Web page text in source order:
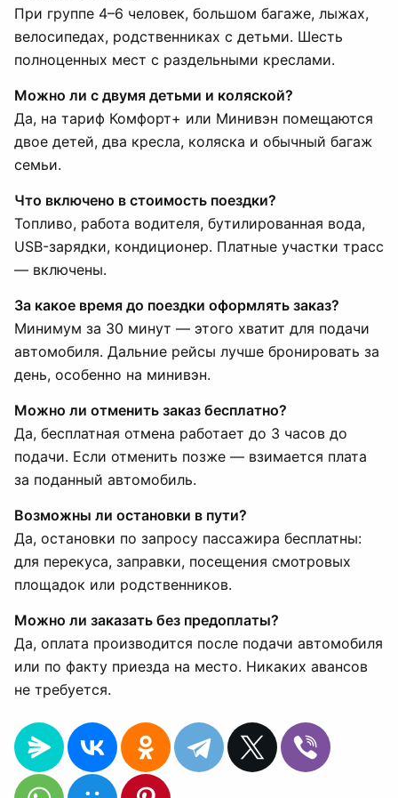
При группе 4–6 человек, большом багаже, лыжах,
велосипедах, родственниках с детьми. Шесть
полноценных мест с раздельными креслами.
Можно ли с двумя детьми и коляской?
Да, на тариф Комфорт+ или Минивэн помещаются
двое детей, два кресла, коляска и обычный багаж
семьи.
Что включено в стоимость поездки?
Топливо, работа водителя, бутилированная вода,
USB-зарядки, кондиционер. Платные участки трасс
— включены.
За какое время до поездки оформлять заказ?
Минимум за 30 минут — этого хватит для подачи
автомобиля. Дальние рейсы лучше бронировать за
день, особенно на минивэн.
Можно ли отменить заказ бесплатно?
Да, бесплатная отмена работает до 3 часов до
подачи. Если отменить позже — взимается плата
за поданный автомобиль.
Возможны ли остановки в пути?
Да, остановки по запросу пассажира бесплатны:
для перекуса, заправки, посещения смотровых
площадок или родственников.
Можно ли заказать без предоплаты?
Да, оплата производится после подачи автомобиля
или по факту приезда на место. Никаких авансов
не требуется.